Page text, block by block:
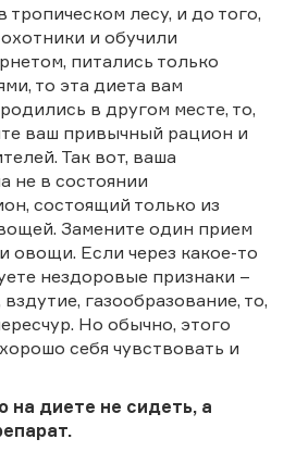
лесу, и до того,
и обучили
питались только
то эта диета вам
в другом месте, то,
ваш привычный рацион и
Так вот, ваша
не в состоянии
состоящий только из
Замените один прием
овощи. Если через какое-то
нездоровые признаки –
газообразование, то,
Но обычно, этого
себя чувствовать и
на диете не сидеть, а